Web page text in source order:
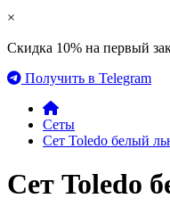
×
Скидка 10% на первый
Получить в Telegram
Сеты
Сет Toledo белый
Сет Toledo